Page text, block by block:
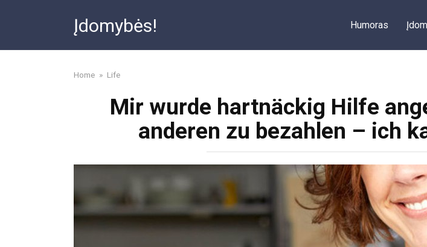
Įdomybės! Humoras
Home » Life
Mir wurde hartnäckig Hilfe
anderen zu bezahlen – ich